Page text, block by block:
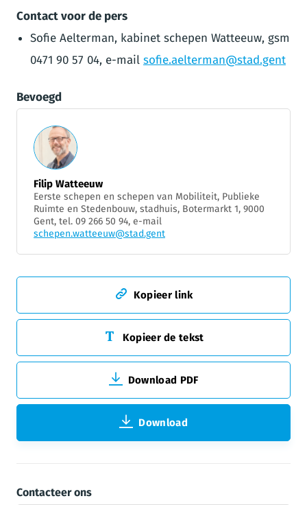
Contact voor de pers
Sofie Aelterman, kabinet schepen Watteeuw, gsm
0471 90 57 04, e-mail sofie.aelterman@stad.gent
Bevoegd
Filip Watteeuw
Eerste schepen en schepen van Mobiliteit, Publieke
Ruimte en Stedenbouw, stadhuis, Botermarkt 1, 9000
Gent, tel. 09 266 50 94, e-mail
schepen.watteeuw@stad.gent
Kopieer link
Kopieer de tekst
Download PDF
Download
Contacteer ons